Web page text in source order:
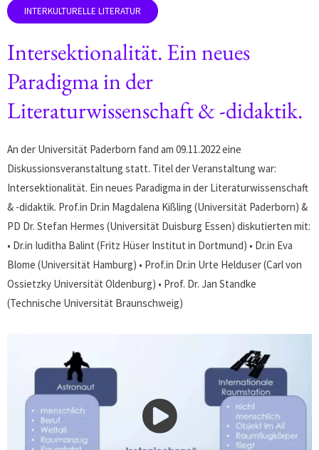
Intersektionalität. Ein neues
Paradigma in der
Literaturwissenschaft & -didaktik.
An der Universität Paderborn fand am 09.11.2022 eine
Diskussionsveranstaltung statt. Titel der Veranstaltung war:
Intersektionalität. Ein neues Paradigma in der Literaturwissenschaft
& -didaktik. Prof.in Dr.in Magdalena Kißling (Universität Paderborn) &
PD Dr. Stefan Hermes (Universität Duisburg Essen) diskutierten mit:
• Dr.in Iuditha Balint (Fritz Hüser Institut in Dortmund) • Dr.in Eva
Blome (Universität Hamburg) • Prof.in Dr.in Urte Helduser (Carl von
Ossietzky Universität Oldenburg) • Prof. Dr. Jan Standke
(Technische Universität Braunschweig)